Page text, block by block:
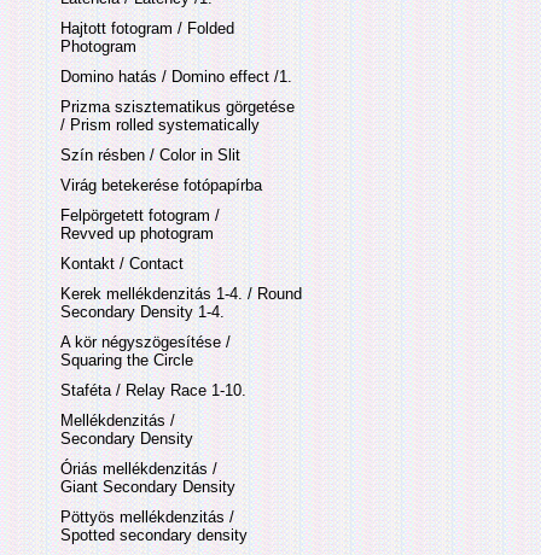
Hajtott fotogram / Folded
Photogram
Domino hatás / Domino effect /1.
Prizma szisztematikus görgetése
/ Prism rolled systematically
Szín résben / Color in Slit
Virág betekerése fotópapírba
Felpörgetett fotogram /
Revved up photogram
Kontakt / Contact
Kerek mellékdenzitás 1-4. / Round
Secondary Density 1-4.
A kör négyszögesítése /
Squaring the Circle
Staféta / Relay Race 1-10.
Mellékdenzitás /
Secondary Density
Óriás mellékdenzitás /
Giant Secondary Density
Pöttyös mellékdenzitás /
Spotted secondary density